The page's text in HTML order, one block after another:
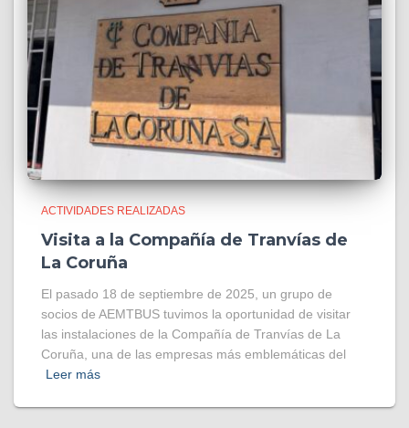
ACTIVIDADES REALIZADAS
Visita a la Compañía de Tranvías de
La Coruña
El pasado 18 de septiembre de 2025, un grupo de
socios de AEMTBUS tuvimos la oportunidad de visitar
las instalaciones de la Compañía de Tranvías de La
Coruña, una de las empresas más emblemáticas del
Leer más